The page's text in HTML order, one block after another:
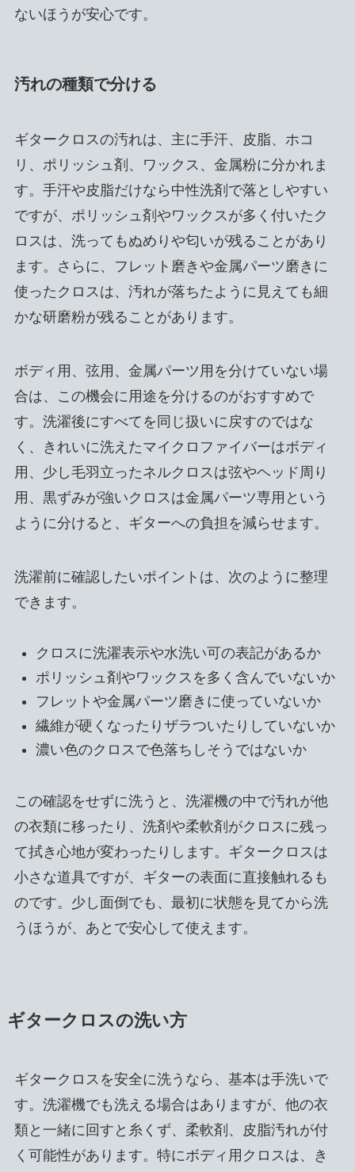
ないほうが安心です。
汚れの種類で分ける
ギタークロスの汚れは、主に手汗、皮脂、ホコ
リ、ポリッシュ剤、ワックス、金属粉に分かれま
す。手汗や皮脂だけなら中性洗剤で落としやすい
ですが、ポリッシュ剤やワックスが多く付いたク
ロスは、洗ってもぬめりや匂いが残ることがあり
ます。さらに、フレット磨きや金属パーツ磨きに
使ったクロスは、汚れが落ちたように見えても細
かな研磨粉が残ることがあります。
ボディ用、弦用、金属パーツ用を分けていない場
合は、この機会に用途を分けるのがおすすめで
す。洗濯後にすべてを同じ扱いに戻すのではな
く、きれいに洗えたマイクロファイバーはボディ
用、少し毛羽立ったネルクロスは弦やヘッド周り
用、黒ずみが強いクロスは金属パーツ専用という
ように分けると、ギターへの負担を減らせます。
洗濯前に確認したいポイントは、次のように整理
できます。
クロスに洗濯表示や水洗い可の表記があるか
ポリッシュ剤やワックスを多く含んでいないか
フレットや金属パーツ磨きに使っていないか
繊維が硬くなったりザラついたりしていないか
濃い色のクロスで色落ちしそうではないか
この確認をせずに洗うと、洗濯機の中で汚れが他
の衣類に移ったり、洗剤や柔軟剤がクロスに残っ
て拭き心地が変わったりします。ギタークロスは
小さな道具ですが、ギターの表面に直接触れるも
のです。少し面倒でも、最初に状態を見てから洗
うほうが、あとで安心して使えます。
ギタークロスの洗い方
ギタークロスを安全に洗うなら、基本は手洗いで
す。洗濯機でも洗える場合はありますが、他の衣
類と一緒に回すと糸くず、柔軟剤、皮脂汚れが付
く可能性があります。特にボディ用クロスは、き